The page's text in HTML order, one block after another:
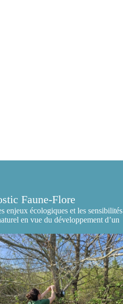
Faune-Flore
enjeux écologiques et les sensibilités
en vue du développement d’un